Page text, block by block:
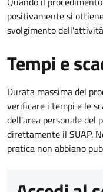
positivamente si
svolgimento
Tempi e
Durata massima del
verificare i tempi e le
dell'area personale del
direttamente il SUAP.
pratica non abbiano